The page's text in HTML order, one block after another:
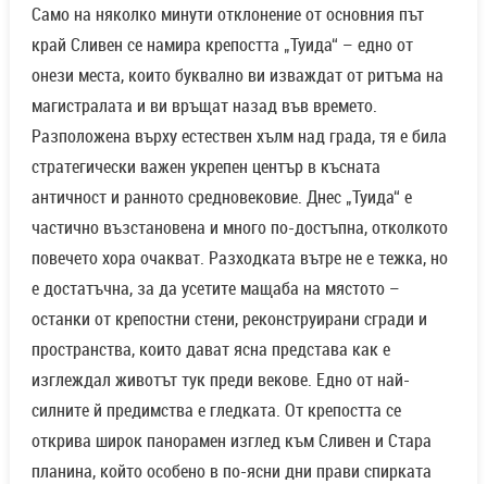
Само на няколко минути отклонение от основния път
край Сливен се намира крепостта „Туида“ – едно от
онези места, които буквално ви изваждат от ритъма на
магистралата и ви връщат назад във времето.
Разположена върху естествен хълм над града, тя е била
стратегически важен укрепен център в късната
античност и ранното средновековие. Днес „Туида“ е
частично възстановена и много по-достъпна, отколкото
повечето хора очакват. Разходката вътре не е тежка, но
е достатъчна, за да усетите мащаба на мястото –
останки от крепостни стени, реконструирани сгради и
пространства, които дават ясна представа как е
изглеждал животът тук преди векове. Едно от най-
силните й предимства е гледката. От крепостта се
открива широк панорамен изглед към Сливен и Стара
планина, който особено в по-ясни дни прави спирката